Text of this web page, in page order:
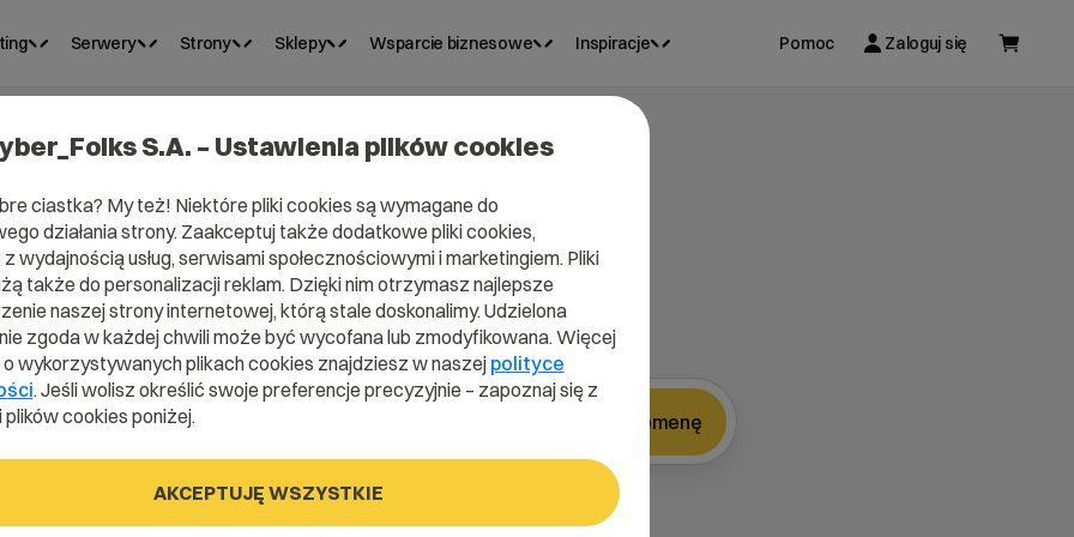
Serwery Strony Sklepy Wsparcie biznesowe Inspiracje Pomoc Zaloguj się
Domena .pl od 0 zł!
nazwę domeny i naciśnij przycisk szukania. Znajdź domenę
0,00 zł
S.A. – Ustawienia plików cookies
ciastka? My też! Niektóre pliki cookies są wymagane do
działania strony. Zaakceptuj także dodatkowe pliki cookies,
wydajnością usług, serwisami społecznościowymi i marketingiem. Pliki
także do personalizacji reklam. Dzięki nim otrzymasz najlepsze
naszej strony internetowej, którą stale doskonalimy. Udzielona
zgoda w każdej chwili może być wycofana lub zmodyfikowana. Więcej
wykorzystywanych plikach cookies znajdziesz w naszej polityce
. Jeśli wolisz określić swoje preferencje precyzyjnie – zapoznaj się z
cookies poniżej.
AKCEPTUJĘ WSZYSTKIE